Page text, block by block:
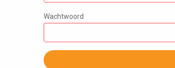
Wachtwoord